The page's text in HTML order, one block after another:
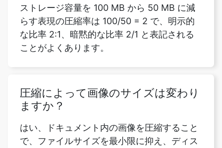
ことがよくあります。
圧縮によって画像のサイズは変わり
はい、ドキュメント内の画像を圧縮すること
で、ファイルサイズを最小限に抑え、ディス
ク容量を節約できます。画面での表示や電子
メールメッセージでの表示など、画像の使用
目的に応じて、圧縮を選択するとファイルサ